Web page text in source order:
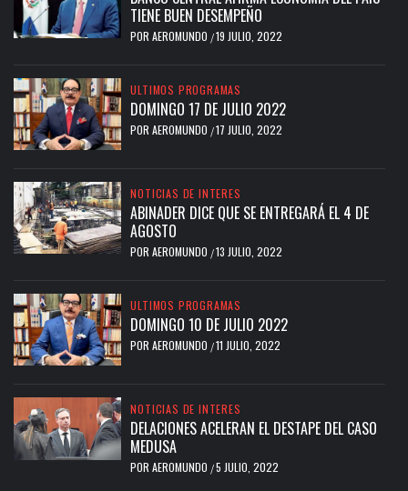
TIENE BUEN DESEMPEÑO
POR AEROMUNDO /19 JULIO, 2022
ULTIMOS PROGRAMAS
DOMINGO 17 DE JULIO 2022
POR AEROMUNDO /17 JULIO, 2022
NOTICIAS DE INTERES
ABINADER DICE QUE SE ENTREGARÁ EL 4 DE
AGOSTO
POR AEROMUNDO /13 JULIO, 2022
ULTIMOS PROGRAMAS
DOMINGO 10 DE JULIO 2022
POR AEROMUNDO /11 JULIO, 2022
NOTICIAS DE INTERES
DELACIONES ACELERAN EL DESTAPE DEL CASO
MEDUSA
POR AEROMUNDO /5 JULIO, 2022